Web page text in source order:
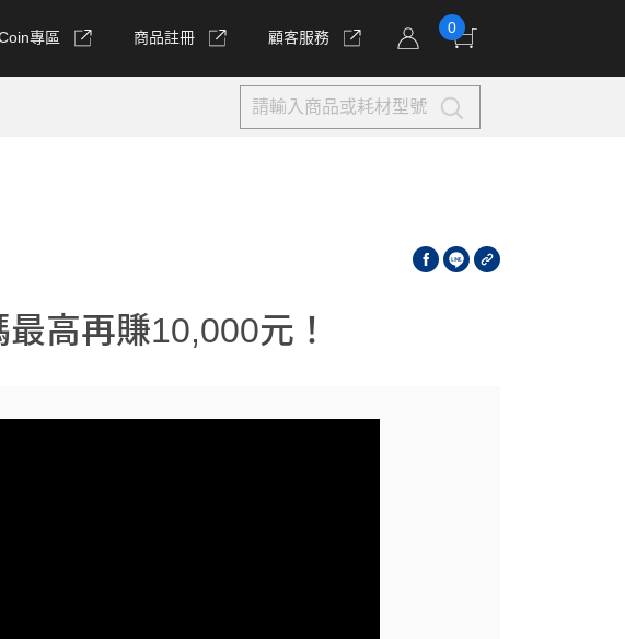
專區 商品註冊 顧客服務
0
高再賺10,000元！